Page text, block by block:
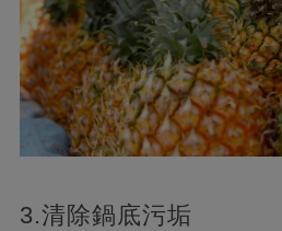
3.清除鍋底污垢